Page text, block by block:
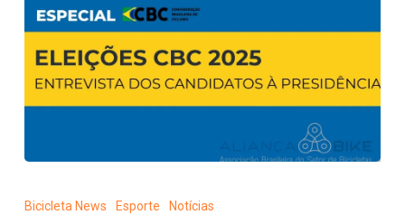
Bicicleta News Esporte Notícias